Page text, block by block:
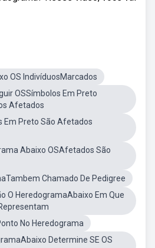
OS IndivíduosMarcados
OSSímbolos Em Preto
Afetados
Em Preto São Afetados
Abaixo OSAfetados São
Chamado De Pedigree
O HeredogramaAbaixo Em Que
No Heredograma
Determine SE OS